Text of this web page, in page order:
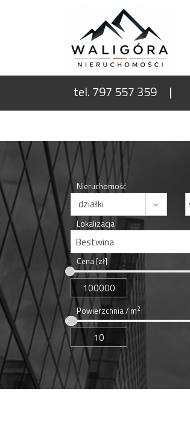
tel. 797 557 359
Nieruchomość
Lokalizacja
Bestwina
Cena [zł]
Powierzchnia / m2